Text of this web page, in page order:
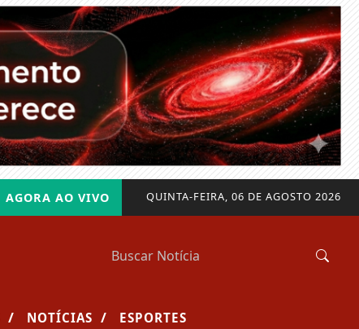
QUINTA-FEIRA, 06 DE AGOSTO 2026
AGORA AO VIVO
/ NOTÍCIAS / ESPORTES